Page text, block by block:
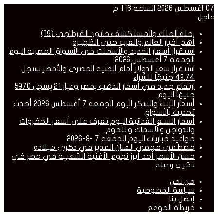
07 أغسطس 2026 الساعة 1:16 م
عاجل
رحلة الملك والمستكشف حانون القرطاجي (19)
أهم أخبار العالم والعرب حتى الظهيرة
استقرار أسعار الحديد والأسمنت في الأسواق المصرية اليوم
الجمعة 7 أغسطس 2026
استقرار سعر الدولار أمام الجنيه المصري والأخضر يسجل
49.74 جنيهًا للشراء
ارتفاع جديد في أسعار الذهب بمصر وعيار 21 يسجل 5970
جنيهًا اليوم
أسعار الزيت والسكر اليوم الجمعة 7 أغسطس 2026 أحدث
تحديث بالأسواق
أسعار السلع الغذائية اليوم تعرف على أسعار الخضروات
والدواجن والأسماك واللحوم
مواعيد مباريات اليوم الجمعة 7 -8-2026
مصطفى فهمي الفنان القدير في ذكري ميلاده
حسن الأسمر أحد أبرز نجوم الأغنية الشعبية في مصر في
ذكري رحيله
من نحن
سياسة الخصوصية
إتصل بنا
خريطة الموقع